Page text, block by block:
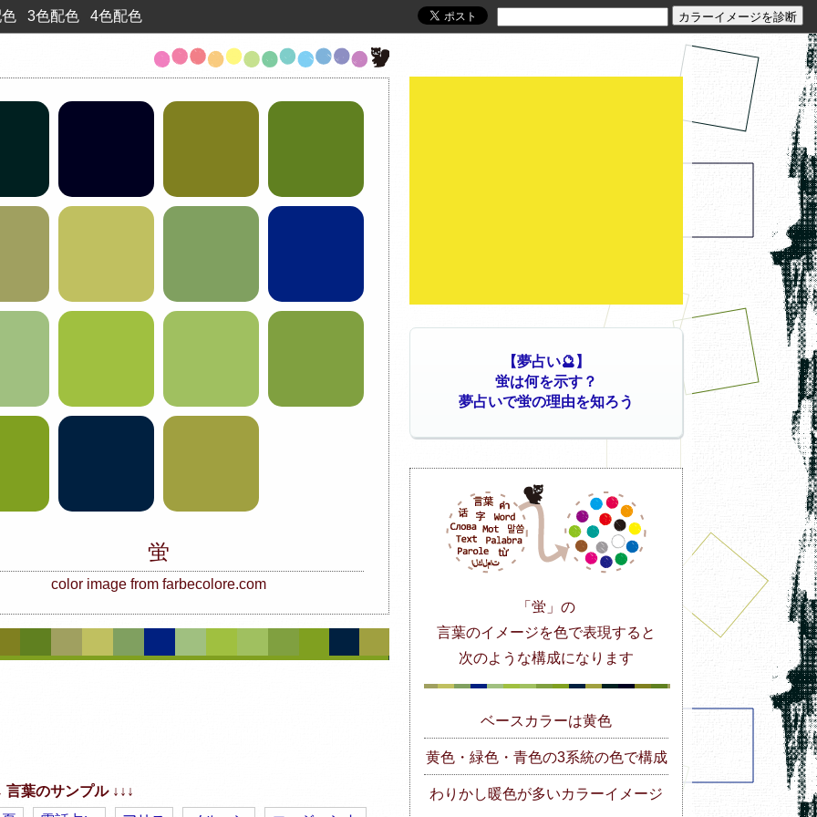
3色配色 4色配色
蛍
color image from farbecolore.com
言葉のサンプル ↓↓↓
【夢占い🔮】
蛍は何を示す？
夢占いで蛍の理由を知ろう
「蛍」の
言葉のイメージを色で表現すると
次のような構成になります
ベースカラーは黄色
黄色・緑色・青色の3系統の色で構成
わりかし暖色が多いカラーイメージ